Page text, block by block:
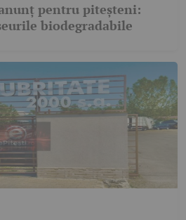
pentru piteșteni:
biodegradabile